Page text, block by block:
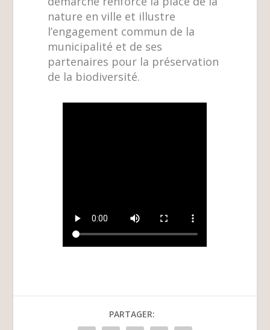
nature en ville et illustre
l’engagement commun de la
municipalité et de ses
partenaires pour la préservation
de la biodiversité.
PARTAGER: